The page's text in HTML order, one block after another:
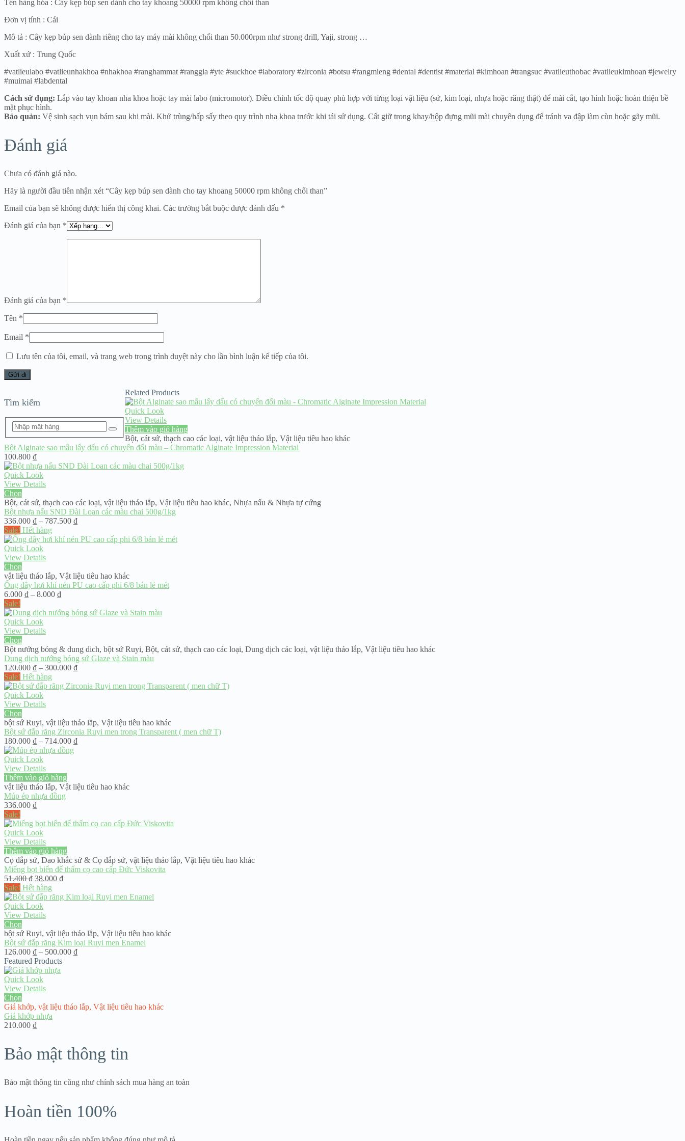
Tên hàng hóa : Cây kẹp búp sen dành cho tay khoang 50000 rpm không chổi than
Đơn vị tính : Cái
Mô tả : Cây kẹp búp sen dành riêng cho tay máy mài không chổi than 50.000rpm như strong drill, Yaji, strong …
Xuất xứ : Trung Quốc
#vatlieulabo #vatlieunhakhoa #nhakhoa #ranghammat #ranggia #yte #suckhoe #laboratory #zirconia #botsu #rangmieng #dental #dentist #material #kimhoan #trangsuc #vatlieuthobac #vatlieukimhoan #jewelry
#muimai #labdental
Cách sử dụng: Lắp vào tay khoan nha khoa hoặc tay mài labo (micromotor). Điều chỉnh tốc độ quay phù hợp với từng loại vật liệu (sứ, kim loại, nhựa hoặc răng thật) để mài cắt, tạo hình hoặc hoàn thiện bề
mặt phục hình.
Bảo quản: Vệ sinh sạch vụn bám sau khi mài. Khử trùng/hấp sấy theo quy trình nha khoa trước khi tái sử dụng. Cất giữ trong khay/hộp đựng mũi mài chuyên dụng để tránh va đập làm cùn hoặc gãy mũi.
Đánh giá
Chưa có đánh giá nào.
Hãy là người đầu tiên nhận xét “Cây kẹp búp sen dành cho tay khoang 50000 rpm không chổi than”
Email của bạn sẽ không được hiển thị công khai. Các trường bắt buộc được đánh dấu *
Đánh giá của bạn *
Đánh giá của bạn *
Tên *
Email *
Lưu tên của tôi, email, và trang web trong trình duyệt này cho lần bình luận kế tiếp của tôi.
Tìm kiếm
Related Products
Quick Look
View Details
Thêm vào giỏ hàng
Bột, cát sứ, thạch cao các loại, vật liệu tháo lắp, Vật liệu tiêu hao khác
Bột Alginate sao mẫu lấy dấu có chuyển đổi màu – Chromatic Alginate Impression Material
100.800 ₫
Quick Look
View Details
Chọn
Bột, cát sứ, thạch cao các loại, vật liệu tháo lắp, Vật liệu tiêu hao khác, Nhựa nấu & Nhựa tự cứng
Bột nhựa nấu SND Đài Loan các màu chai 500g/1kg
336.000 ₫ – 787.500 ₫Khoảng
từ
Sale! Hết hàng
Quick Look
View Details
Chọn
vật liệu tháo lắp, Vật liệu tiêu hao khác
Ống dây hơi khí nén PU cao cấp phi 6/8 bán lẻ mét
6.000 ₫ – 8.000 ₫Khoảng
từ
Sale!
Quick Look
View Details
Chọn
Bột nướng bóng & dung dich, bột sứ Ruyi, Bột, cát sứ, thạch cao các loại, Dung dịch các loại, vật liệu tháo lắp, Vật liệu tiêu hao khác
Dung dịch nướng bóng sứ Glaze và Stain màu
120.000 ₫ – 300.000 ₫Khoảng
từ
Sale! Hết hàng
Quick Look
View Details
Chọn
bột sứ Ruyi, vật liệu tháo lắp, Vật liệu tiêu hao khác
Bột sứ đắp răng Zirconia Ruyi men trong Transparent ( men chữ T)
180.000 ₫ – 714.000 ₫Khoảng
714.000 ₫
Quick Look
View Details
Thêm vào giỏ hàng
vật liệu tháo lắp, Vật liệu tiêu hao khác
Múp ép nhựa đồng
336.000 ₫
Sale!
Quick Look
View Details
Thêm vào giỏ hàng
Cọ đắp sứ, Dao khắc sứ & Cọ đắp sứ, vật liệu tháo lắp, Vật liệu tiêu hao khác
Miếng bọt biển để thấm cọ cao cấp Đức Viskovita
51.400₫ Giá
gốc
là:
51.400 ₫.
38.000 ₫Giá
tại
Sale! Hết hàng
Quick Look
View Details
Chọn
bột sứ Ruyi, vật liệu tháo lắp, Vật liệu tiêu hao khác
Bột sứ đắp răng Kim loại Ruyi men Enamel
126.000 ₫ – 500.000 ₫Khoảng
Featured Products
Quick Look
View Details
Chọn
Giá khớp, vật liệu tháo lắp, Vật liệu tiêu hao khác
Giá khớp nhựa
210.000 ₫
Bảo mật thông tin
Bảo mật thông tin cũng như chính sách mua hàng an toàn
Hoàn tiền 100%